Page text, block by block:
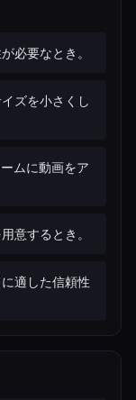
必要なとき。
ズを小さくし
ムに動画をア
意するとき。
適した信頼性